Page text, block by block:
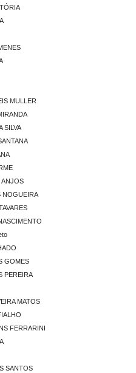
MULLER
SILVA
ANJOS
NOGUEIRA
GOMES
PEREIRA
MATOS
FERRARINI
SANTOS